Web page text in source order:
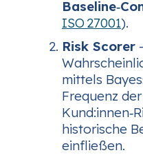
ISO 27001).
Risk Scorer
mittels
Frequenz
historische
einfließen.